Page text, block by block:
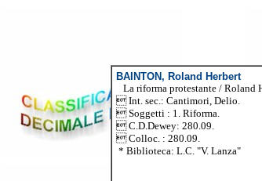
BAINTON, Roland Herbert
La riforma protestante / Roland
 Int. sec.: Cantimori, Delio.
 Soggetti : 1. Riforma.
 C.D.Dewey: 280.09.
 Colloc. : 280.09.
* Biblioteca: L.C. "V. Lanza"